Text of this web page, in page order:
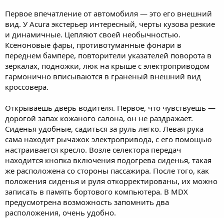
Первое впечатление от автомобиля — это его внешний
вид. У Acura экстерьер интересный, черты кузова резкие
и динамичные. Цепляют своей необычностью.
Ксеноновые фары, противотуманные фонари в
переднем бампере, повторители указателей поворота в
зеркалах, подножки, люк на крыше с электроприводом
гармонично вписываются в граненый внешний вид
кроссовера.
Открываешь дверь водителя. Первое, что чувствуешь —
дорогой запах кожаного салона, он не раздражает.
Сиденья удобные, садиться за руль легко. Левая рука
сама находит рычажок электропривода, с его помощью
настраивается кресло. Возле селектора передач
находится кнопка включения подогрева сиденья, такая
же расположена со стороны пассажира. После того, как
положения сиденья и руля откорректированы, их можно
записать в память бортового компьютера. В MDX
предусмотрена возможность запомнить два
расположения, очень удобно.